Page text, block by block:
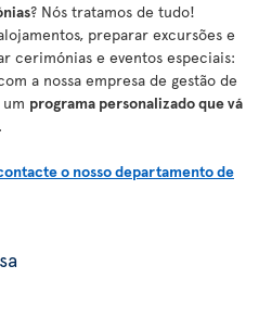
? Nós tratamos de tudo!
preparar excursões e
cerimónias e eventos especiais:
a nossa empresa de gestão de
programa personalizado que vá
.
o nosso departamento de